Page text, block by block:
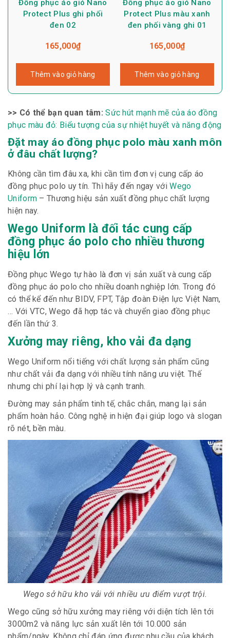
Đồng phục áo gió Nano
Protect Plus ghi phối
đen 02
165,000₫
Thêm vào giỏ hàng
Đồng phục áo gió Nano
Protect Plus màu xanh
đen phối vàng ghi 01
165,000₫
Thêm vào giỏ hàng
>> Có thể bạn quan tâm: Sức hút mạnh mẽ của áo đồng
phục màu đỏ: Biểu tượng của sự nhiệt huyết và năng động
Đặt may áo đồng phục polo màu xanh môn
ở đâu chất lượng?
Không cần tìm đâu xa, khi cần tìm đơn vị cung cấp áo
đồng phục polo uy tín. Thì hãy đến ngay vớiWego
Uniform – Thương hiệu sản xuất đồng phục chất lượng
hiện nay.
Wego Uniform là đối tác cung cấp
đồng phục áo polo cho nhiều thương
hiệu lớn
Đồng phục Wego tự hào là đơn vị sản xuất và cung cấp
đồng phục áo polo cho nhiều doanh nghiệp lớn. Trong đó
có thể kể đến như BIDV, FPT, Tập đoàn Điện lực Việt Nam,
… Với VTC, Wego đã hợp tác và chuyển giao đồng phục
đến lần thứ 3.
Xưởng may riêng, kho vải đa dạng
Wego Uniform nổi tiếng với chất lượng sản phẩm cũng
như chất vải đa dạng với nhiều tính năng ưu việt. Thế
nhưng chi phí lại hợp lý và cạnh tranh.
Đường may sản phẩm tinh tế, chắc chắn, mang lại sản
phẩm hoàn hảo. Công nghệ in hiện đại giúp logo và slogan
rõ nét, bền màu.
Wego sở hữu kho vải với nhiều ưu điểm vượt trội.
Wego cũng sở hữu xưởng may riêng với diện tích lên tới
3000m2 và năng lực sản xuất lên tới 10.000 sản
phẩm/ngày. Không chỉ đáp ứng được nhu cầu của khách